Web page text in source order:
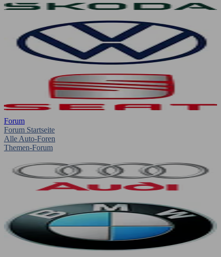
Forum
Forum Startseite
Alle Auto-Foren
Themen-Forum